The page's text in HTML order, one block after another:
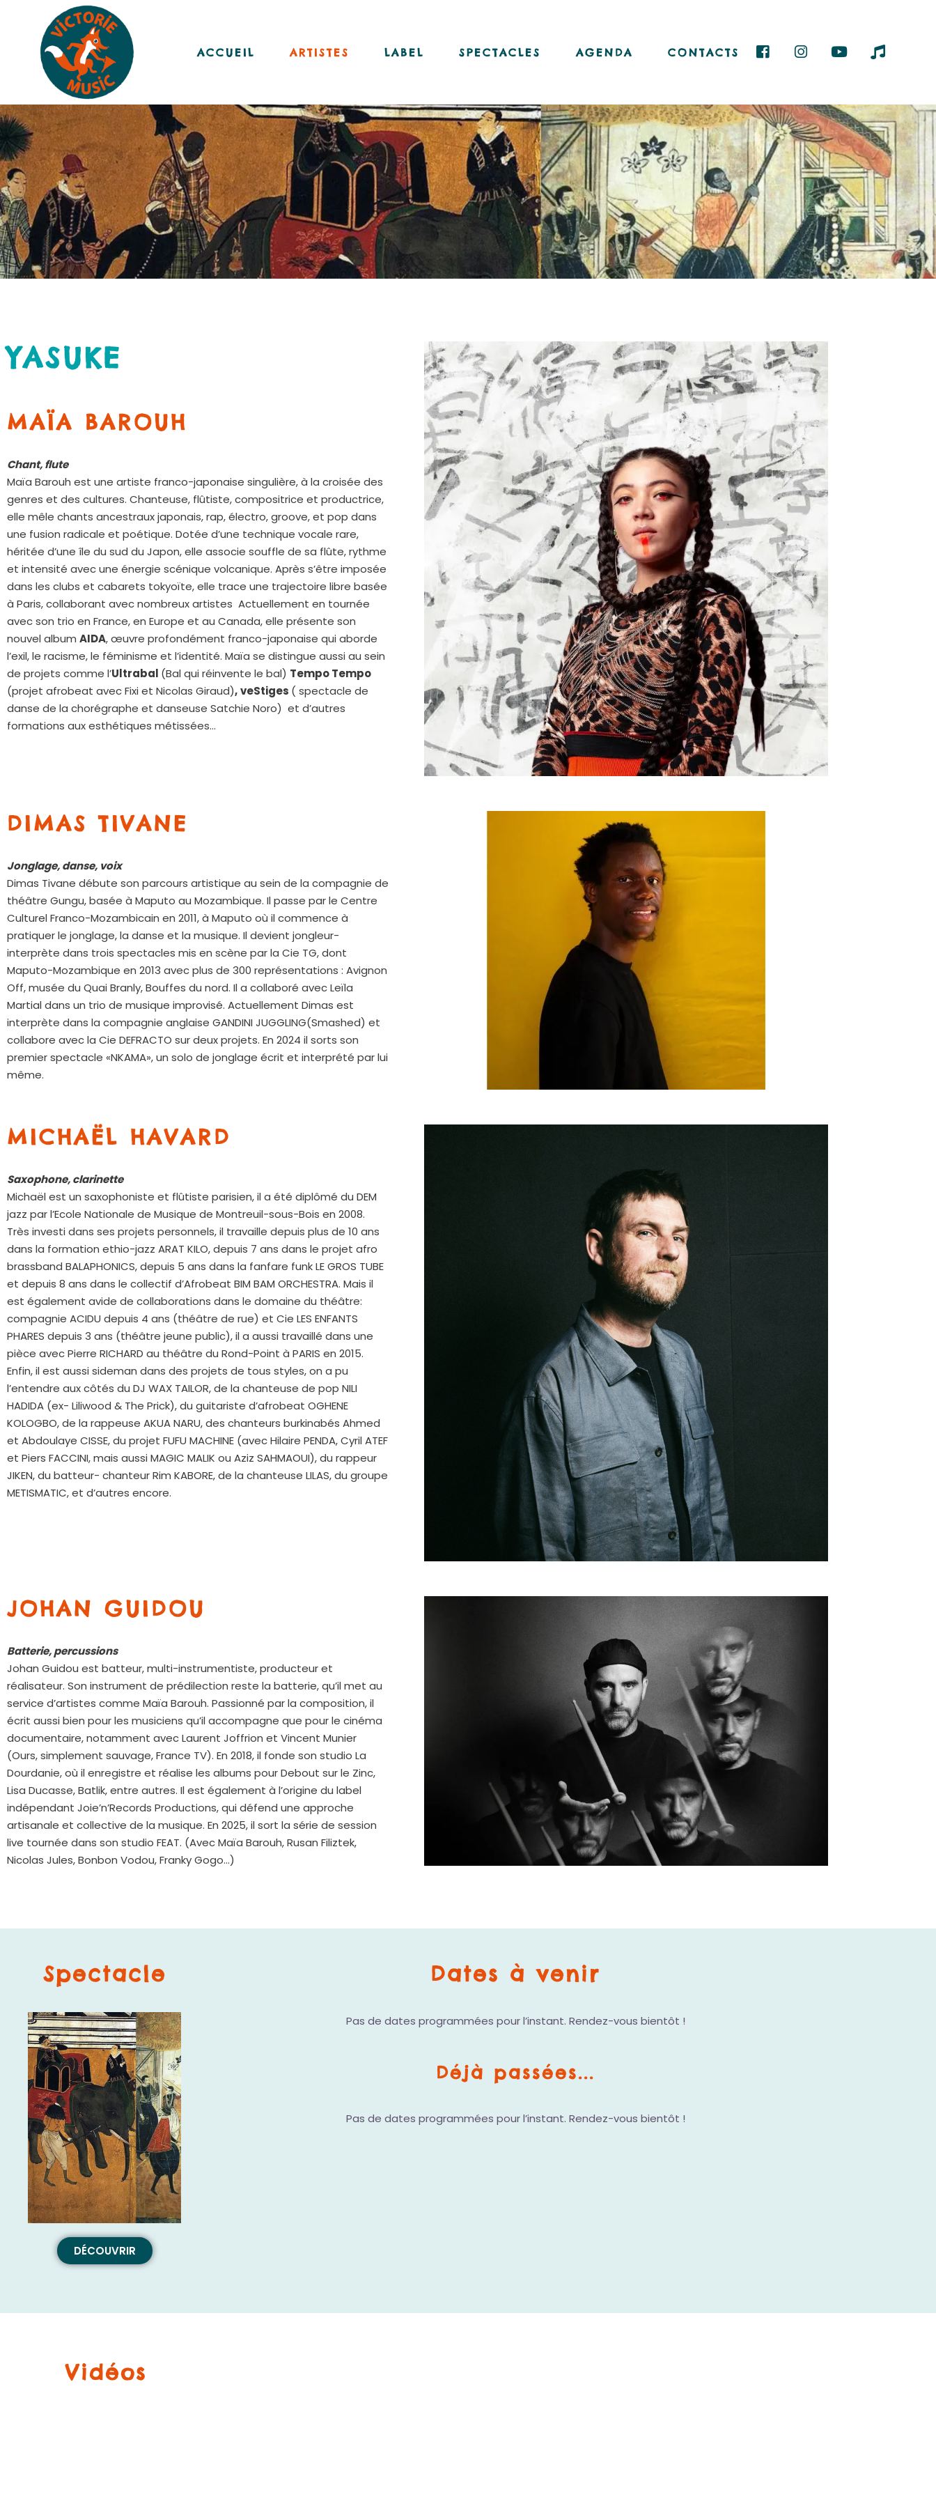
ACCUEIL ARTISTES LABEL
Nos disques
Nos livres-disques
Nos vinyles
Notre chaîne Youtube
SPECTACLES AGENDA CONTACTS
Nos livres-disques
YASUKE
MAÏA BAROUH
Chant, flute
Maïa Barouh est une artiste franco-japonaise singulière, à la croisée des
genres et des cultures. Chanteuse, flûtiste, compositrice et productrice,
elle mêle chants ancestraux japonais, rap, électro, groove, et pop dans
une fusion radicale et poétique. Dotée d’une technique vocale rare,
héritée d’une île du sud du Japon, elle associe souffle de sa flûte, rythme
et intensité avec une énergie scénique volcanique. Après s’être imposée
dans les clubs et cabarets tokyoïte, elle trace une trajectoire libre basée
à Paris, collaborant avec nombreux artistes Actuellement en tournée
avec son trio en France, en Europe et au Canada, elle présente son
nouvel album AIDA, œuvre profondément franco-japonaise qui aborde
l’exil, le racisme, le féminisme et l’identité. Maïa se distingue aussi au sein
de projets comme l’Ultrabal (Bal qui réinvente le bal) Tempo Tempo
(projet afrobeat avec Fixi et Nicolas Giraud),veStiges ( spectacle de
danse de la chorégraphe et danseuse Satchie Noro) et d’autres
formations aux esthétiques métissées…
DIMAS TIVANE
Jonglage, danse, voix
Dimas Tivane débute son parcours artistique au sein de la compagnie de
théâtre Gungu, basée à Maputo au Mozambique. Il passe par le Centre
Culturel Franco-Mozambicain en 2011, à Maputo où il commence à
pratiquer le jonglage, la danse et la musique. Il devient jongleur-
interprète dans trois spectacles mis en scène par la Cie TG, dont
Maputo-Mozambique en 2013 avec plus de 300 représentations : Avignon
Off, musée du Quai Branly, Bouffes du nord. Il a collaboré avec Leïla
Martial dans un trio de musique improvisé. Actuellement Dimas est
interprète dans la compagnie anglaise GANDINI JUGGLING(Smashed) et
collabore avec la Cie DEFRACTO sur deux projets. En 2024 il sorts son
premier spectacle «NKAMA», un solo de jonglage écrit et interprété par lui
même.
MICHAËL HAVARD
Saxophone, clarinette
Michaël est un saxophoniste et flûtiste parisien, il a été diplômé du DEM
jazz par l’Ecole Nationale de Musique de Montreuil-sous-Bois en 2008.
Très investi dans ses projets personnels, il travaille depuis plus de 10 ans
dans la formation ethio-jazz ARAT KILO, depuis 7 ans dans le projet afro
brassband BALAPHONICS, depuis 5 ans dans la fanfare funk LE GROS TUBE
et depuis 8 ans dans le collectif d’Afrobeat BIM BAM ORCHESTRA. Mais il
est également avide de collaborations dans le domaine du théâtre:
compagnie ACIDU depuis 4 ans (théâtre de rue) et Cie LES ENFANTS
PHARES depuis 3 ans (théâtre jeune public), il a aussi travaillé dans une
pièce avec Pierre RICHARD au théâtre du Rond-Point à PARIS en 2015.
Enfin, il est aussi sideman dans des projets de tous styles, on a pu
l’entendre aux côtés du DJ WAX TAILOR, de la chanteuse de pop NILI
HADIDA (ex- Liliwood & The Prick), du guitariste d’afrobeat OGHENE
KOLOGBO, de la rappeuse AKUA NARU, des chanteurs burkinabés Ahmed
et Abdoulaye CISSE, du projet FUFU MACHINE (avec Hilaire PENDA, Cyril ATEF
et Piers FACCINI, mais aussi MAGIC MALIK ou Aziz SAHMAOUI), du rappeur
JIKEN, du batteur- chanteur Rim KABORE, de la chanteuse LILAS, du groupe
METISMATIC, et d’autres encore.
JOHAN GUIDOU
Batterie, percussions
Johan Guidou est batteur, multi-instrumentiste, producteur et
réalisateur. Son instrument de prédilection reste la batterie, qu’il met au
service d’artistes comme Maïa Barouh. Passionné par la composition, il
écrit aussi bien pour les musiciens qu’il accompagne que pour le cinéma
documentaire, notamment avec Laurent Joffrion et Vincent Munier
(Ours, simplement sauvage, France TV). En 2018, il fonde son studio La
Dourdanie, où il enregistre et réalise les albums pour Debout sur le Zinc,
Lisa Ducasse, Batlik, entre autres. Il est également à l’origine du label
indépendant Joie’n’Records Productions, qui défend une approche
artisanale et collective de la musique. En 2025, il sort la série de session
live tournée dans son studio FEAT. (Avec Maïa Barouh, Rusan Filiztek,
Nicolas Jules, Bonbon Vodou, Franky Gogo…)
Spectacle
DÉCOUVRIR
Dates à venir
Pas de dates programmées pour l’instant. Rendez-vous bientôt !
Déjà passées...
Pas de dates programmées pour l’instant. Rendez-vous bientôt !
Vidéos